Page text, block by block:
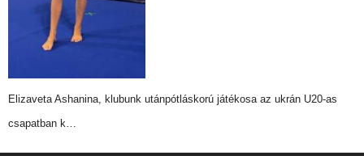
Elizaveta Ashanina, klubunk utánpótláskorú játékosa az ukrán U20-as
csapatban k…